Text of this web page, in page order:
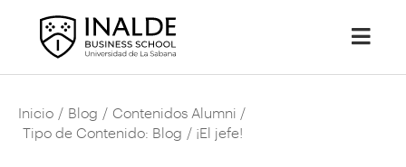
Inicio / Blog / Contenidos Alumni /
Tipo de Contenido: Blog / ¡El jefe!